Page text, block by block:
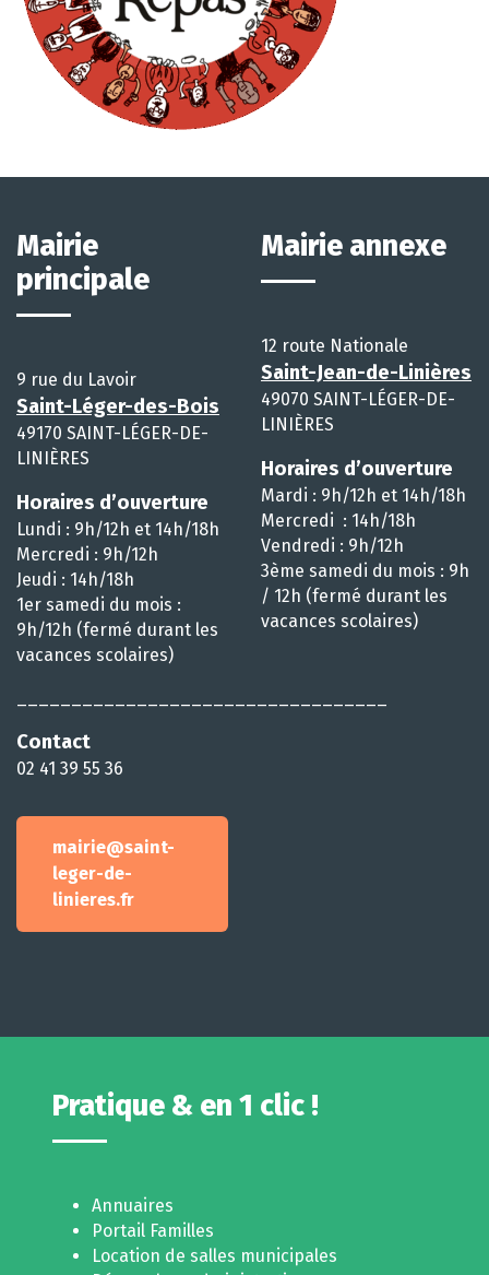
Mairie
principale
9 rue du Lavoir
Saint-Léger-des-Bois
49170 SAINT-LÉGER-DE-
LINIÈRES
Horaires d’ouverture
Lundi : 9h/12h et 14h/18h
Mercredi : 9h/12h
Jeudi : 14h/18h
1er samedi du mois :
9h/12h (fermé durant les
vacances scolaires)
Contact
02 41 39 55 36
mairie@saint-
leger-de-
linieres.fr
Mairie annexe
12 route Nationale
Saint-Jean-de-Linières
49070 SAINT-LÉGER-DE-
LINIÈRES
Horaires d’ouverture
Mardi : 9h/12h et 14h/18h
Mercredi : 14h/18h
Vendredi : 9h/12h
3ème samedi du mois : 9h
/ 12h (fermé durant les
vacances scolaires)
Pratique & en 1 clic !
Annuaires
Portail Familles
Location de salles municipales